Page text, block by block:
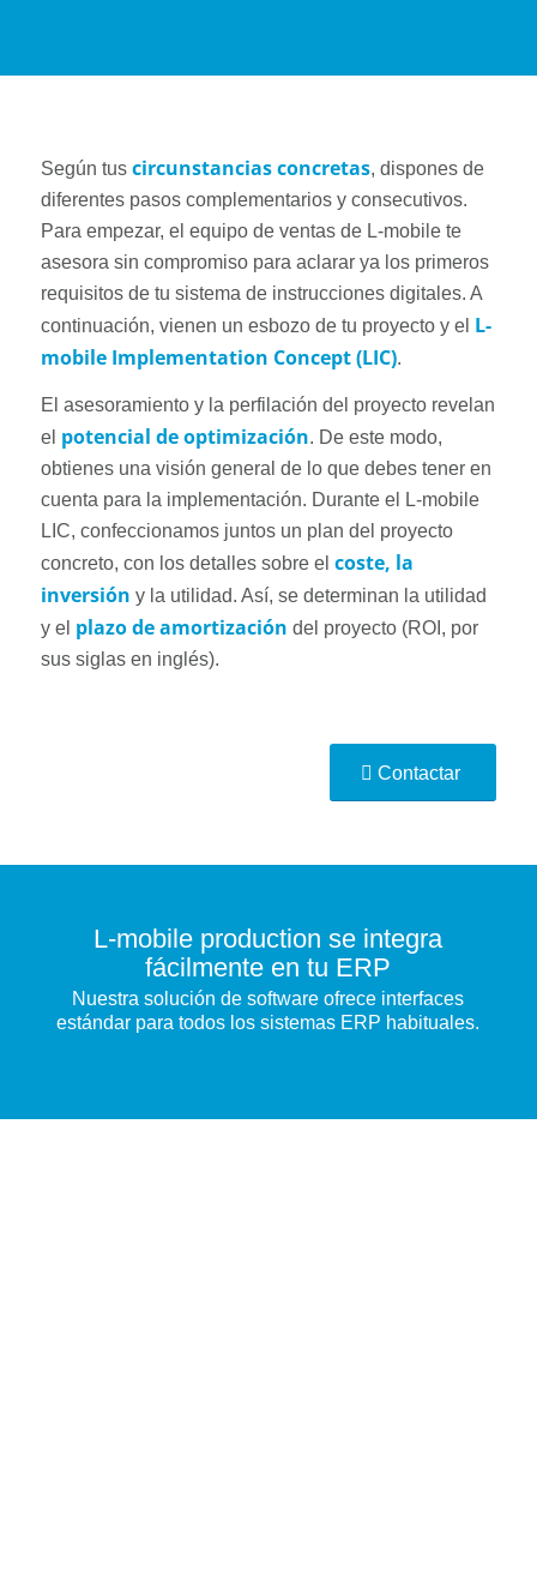
Según tus circunstancias concretas, dispones de
diferentes pasos complementarios y consecutivos.
Para empezar, el equipo de ventas de L-mobile te
asesora sin compromiso para aclarar ya los primeros
requisitos de tu sistema de instrucciones digitales. A
continuación, vienen un esbozo de tu proyecto y el L-
mobile Implementation Concept (LIC).
El asesoramiento y la perfilación del proyecto revelan
el potencial de optimización. De este modo,
obtienes una visión general de lo que debes tener en
cuenta para la implementación. Durante el L-mobile
LIC, confeccionamos juntos un plan del proyecto
concreto, con los detalles sobre el coste, la
inversión y la utilidad. Así, se determinan la utilidad
y el plazo de amortización del proyecto (ROI, por
sus siglas en inglés).
Contactar
L-mobile production se integra
fácilmente en tu ERP
Nuestra solución de software ofrece interfaces
estándar para todos los sistemas ERP habituales.